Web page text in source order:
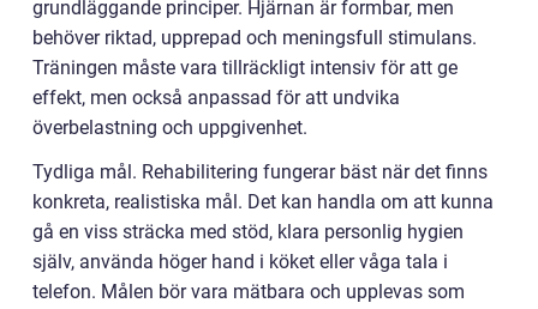
grundläggande principer. Hjärnan är formbar, men
behöver riktad, upprepad och meningsfull stimulans.
Träningen måste vara tillräckligt intensiv för att ge
effekt, men också anpassad för att undvika
överbelastning och uppgivenhet.
Tydliga mål. Rehabilitering fungerar bäst när det finns
konkreta, realistiska mål. Det kan handla om att kunna
gå en viss sträcka med stöd, klara personlig hygien
själv, använda höger hand i köket eller våga tala i
telefon. Målen bör vara mätbara och upplevas som